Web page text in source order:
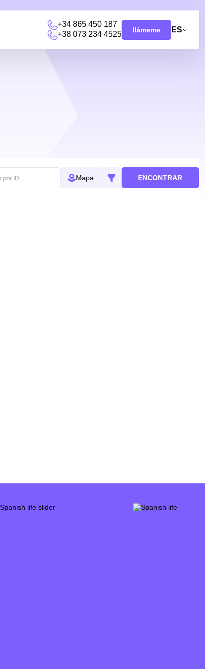
+34 865 450 187
+38 073 234 4525
llámeme ES
Mapa ENCONTRAR